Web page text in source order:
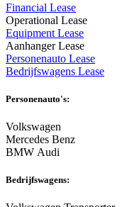
Financial Lease
Operational Lease
Equipment Lease
Aanhanger Lease
Personenauto Lease
Bedrijfswagens Lease
Personenauto's:
Volkswagen
Mercedes Benz
BMW Audi
Bedrijfswagens: